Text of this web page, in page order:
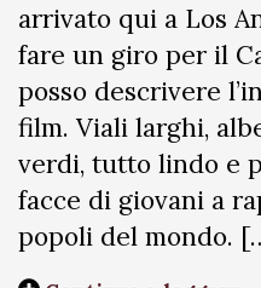
arrivato qui a Los
fare un giro per il
posso descrivere
film. Viali larghi,
verdi, tutto lindo e
facce di giovani a
popoli del mondo.